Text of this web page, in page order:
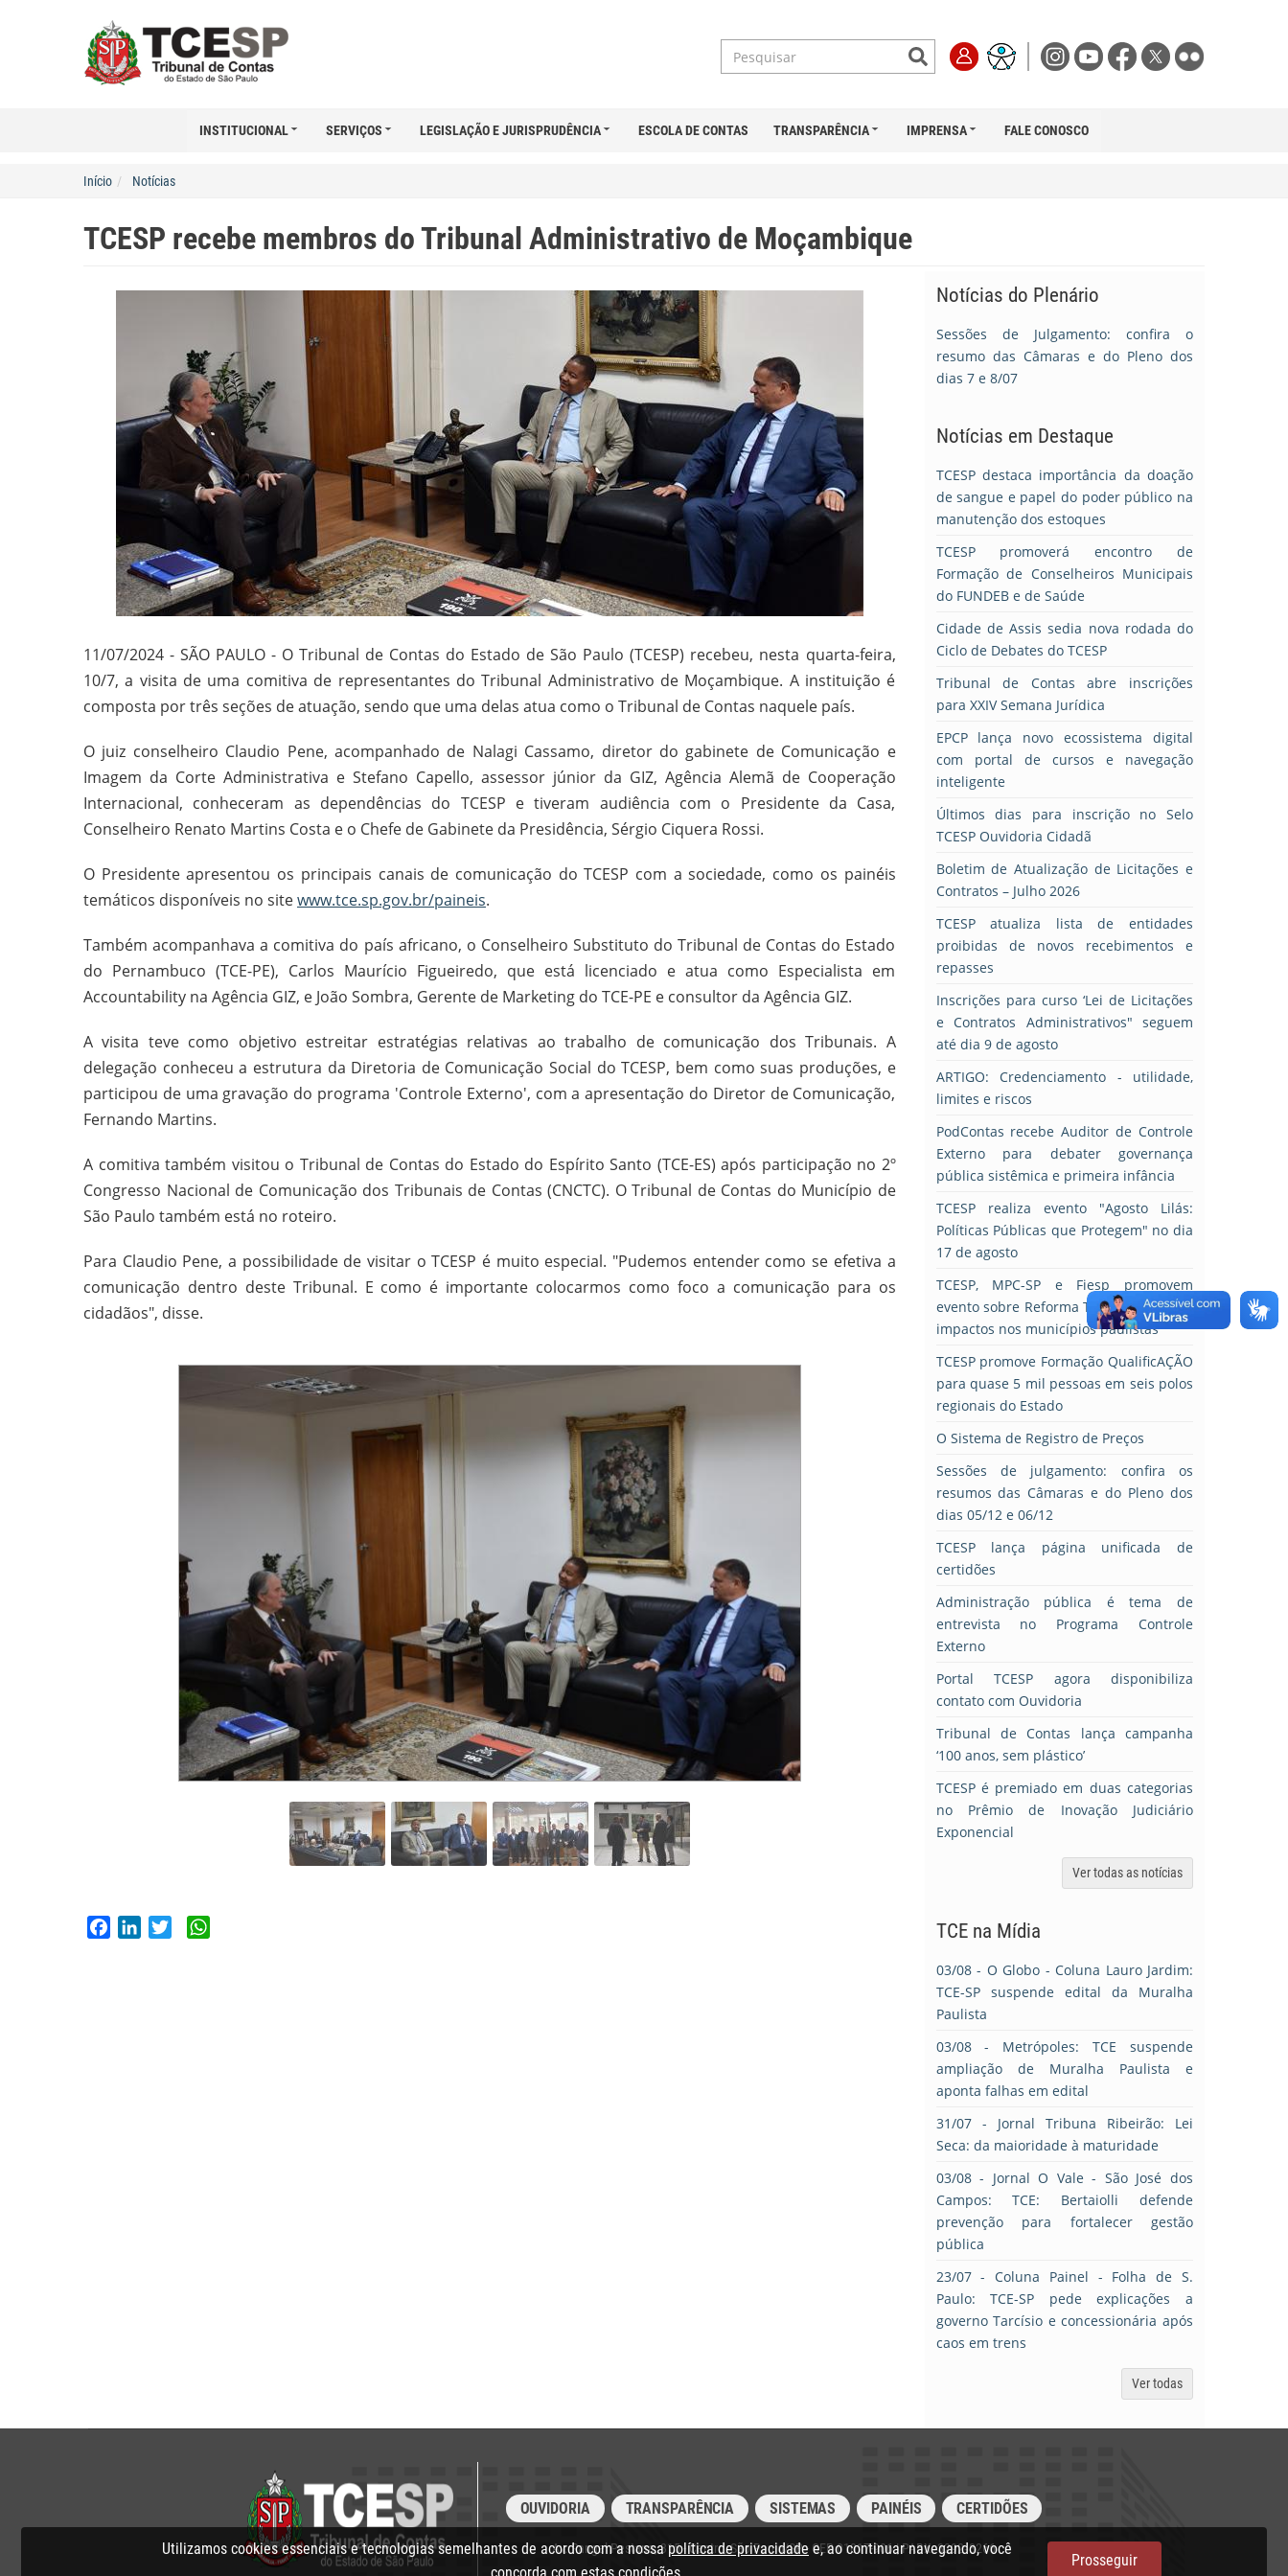
INSTITUCIONAL SERVIÇOS LEGISLAÇÃO E JURISPRUDÊNCIA ESCOLA DE CONTAS TRANSPARÊNCIA IMPRENSA FALE CONOSCO
Início Notícias
TCESP recebe membros do Tribunal Administrativo de Moçambique
11/07/2024 - SÃO PAULO - O Tribunal de Contas do Estado de São Paulo (TCESP) recebeu, nesta quarta-feira,
10/7, a visita de uma comitiva de representantes do Tribunal Administrativo de Moçambique. A instituição é
composta por três seções de atuação, sendo que uma delas atua como o Tribunal de Contas naquele país.
O juiz conselheiro Claudio Pene, acompanhado de Nalagi Cassamo, diretor do gabinete de Comunicação e
Imagem da Corte Administrativa e Stefano Capello, assessor júnior da GIZ, Agência Alemã de Cooperação
Internacional, conheceram as dependências do TCESP e tiveram audiência com o Presidente da Casa,
Conselheiro Renato Martins Costa e o Chefe de Gabinete da Presidência, Sérgio Ciquera Rossi.
O Presidente apresentou os principais canais de comunicação do TCESP com a sociedade, como os painéis
temáticos disponíveis no sitewww.tce.sp.gov.br/paineis.
Também acompanhava a comitiva do país africano, o Conselheiro Substituto do Tribunal de Contas do Estado
do Pernambuco (TCE-PE), Carlos Maurício Figueiredo, que está licenciado e atua como Especialista em
Accountability na Agência GIZ, e João Sombra, Gerente de Marketing do TCE-PE e consultor da Agência GIZ.
A visita teve como objetivo estreitar estratégias relativas ao trabalho de comunicação dos Tribunais. A
delegação conheceu a estrutura da Diretoria de Comunicação Social do TCESP, bem como suas produções, e
participou de uma gravação do programa 'Controle Externo', com a apresentação do Diretor de Comunicação,
Fernando Martins.
A comitiva também visitou o Tribunal de Contas do Estado do Espírito Santo (TCE-ES) após participação no 2º
Congresso Nacional de Comunicação dos Tribunais de Contas (CNCTC). O Tribunal de Contas do Município de
São Paulo também está no roteiro.
Para Claudio Pene, a possibilidade de visitar o TCESP é muito especial. "Pudemos entender como se efetiva a
comunicação dentro deste Tribunal. E como é importante colocarmos como foco a comunicação para os
cidadãos", disse.
FacebookLinkedIn
Twitter
Notícias do Plenário
Sessões de Julgamento: confira o
resumo das Câmaras e do Pleno dos
dias 7 e 8/07
Notícias em Destaque
TCESP destaca importância da doação
de sangue e papel do poder público na
manutenção dos estoques
TCESP promoverá encontro de
Formação de Conselheiros Municipais
do FUNDEB e de Saúde
Cidade de Assis sedia nova rodada do
Ciclo de Debates do TCESP
Tribunal de Contas abre inscrições
para XXIV Semana Jurídica
EPCP lança novo ecossistema digital
com portal de cursos e navegação
inteligente
Últimos dias para inscrição no Selo
TCESP Ouvidoria Cidadã
Boletim de Atualização de Licitações e
Contratos – Julho 2026
TCESP atualiza lista de entidades
proibidas de novos recebimentos e
repasses
Inscrições para curso ‘Lei de Licitações
e Contratos Administrativos" seguem
até dia 9 de agosto
ARTIGO: Credenciamento - utilidade,
limites e riscos
PodContas recebe Auditor de Controle
Externo para debater governança
pública sistêmica e primeira infância
TCESP realiza evento "Agosto Lilás:
Políticas Públicas que Protegem" no dia
17 de agosto
TCESP, MPC-SP e Fiesp promovem
evento sobre Reforma Tributária e seus
impactos nos municípios paulistas
TCESP promove Formação QualificAÇÃO
para quase 5 mil pessoas em seis polos
regionais do Estado
O Sistema de Registro de Preços
Sessões de julgamento: confira os
resumos das Câmaras e do Pleno dos
dias 05/12 e 06/12
TCESP lança página unificada de
certidões
Administração pública é tema de
entrevista no Programa Controle
Externo
Portal TCESP agora disponibiliza
contato com Ouvidoria
Tribunal de Contas lança campanha
‘100 anos, sem plástico’
TCESP é premiado em duas categorias
no Prêmio de Inovação Judiciário
Exponencial
Ver todas as notícias
TCE na Mídia
03/08- O Globo - Coluna Lauro Jardim:
TCE-SP suspende edital da Muralha
Paulista
03/08- Metrópoles: TCE suspende
ampliação de Muralha Paulista e
aponta falhas em edital
31/07- Jornal Tribuna Ribeirão: Lei
Seca: da maioridade à maturidade
03/08- Jornal O Vale - São José dos
Campos: TCE: Bertaiolli defende
prevenção para fortalecer gestão
pública
23/07- Coluna Painel - Folha de S.
Paulo: TCE-SP pede explicações a
governo Tarcísio e concessionária após
caos em trens
Ver todas
OUVIDORIA TRANSPARÊNCIA SISTEMAS PAINÉIS CERTIDÕES
Av. Rangel Pestana, 315 - Centro, São Paulo/SP - CEP 01017-906 | PABX: 3292‑3266
Utilizamos cookies essenciais e tecnologias semelhantes de acordo com a nossapolítica de privacidade e, ao continuar navegando, você
concorda com estas condições.
Prosseguir